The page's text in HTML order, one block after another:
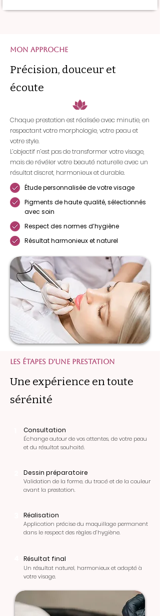
Mon approche
Précision, douceur et
écoute
Chaque prestation est réalisée avec minutie, en
respectant votre morphologie, votre peau et
votre style.
L’objectif n’est pas de transformer votre visage,
mais de révéler votre beauté naturelle avec un
résultat discret, harmonieux et durable.
Étude personnalisée de votre visage
Pigments de haute qualité, sélectionnés
avec soin
Respect des normes d’hygiène
Résultat harmonieux et naturel
Les Étapes d'une prestation
Une expérience en toute
sérénité
Consultation
Échange autour de vos attentes, de votre peau
et du résultat souhaité.
Dessin préparatoire
Validation de la forme, du tracé et de la couleur
avant la prestation.
Réalisation
Application précise du maquillage permanent
dans le respect des règles d’hygiène.
Résultat final
Un résultat naturel, harmonieux et adapté à
votre visage.